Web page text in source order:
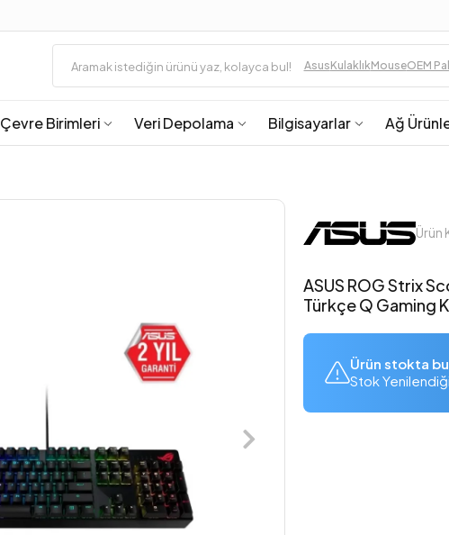
AsusKulaklıkMouseOEM
Çevre Birimleri Veri Depolama Bilgisayarlar Ağ
Ürün
ASUS ROG Strix
Türkçe Q Gaming
Ürün stokta
Stok